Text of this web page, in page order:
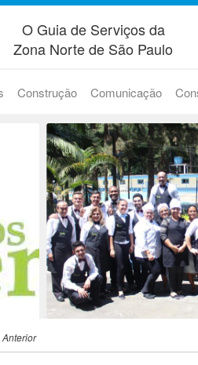
O Guia de Serviços da
Zona Norte de São Paulo
Construção Comunicação